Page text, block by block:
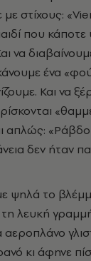
στίχους:
που
να
ένα
Και να
απλώς:
δεν ήταν
ψηλά το
λευκή
αεροπλάνο
κι άφηνε